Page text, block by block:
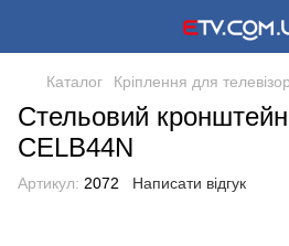
Каталог Кріплення для
Стельовий
CELB44N
Артикул: 2072 Написати відгук